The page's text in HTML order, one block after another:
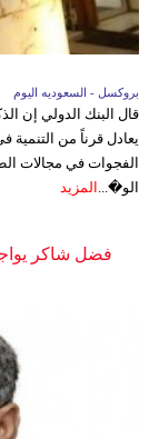
بروكسل - السعوديه اليوم
قال البنك الدولي إن
يعادل قرناً من
الفجوات في مجالات
الو�... المزيد
فضل شاكر